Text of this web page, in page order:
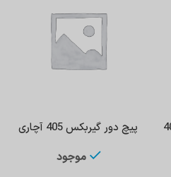
پیچ دور گیربکس 405 آچاری
موجود